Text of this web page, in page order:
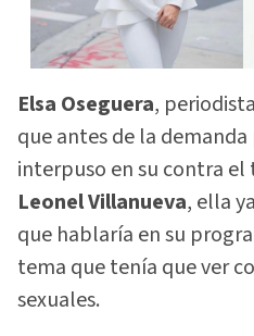
Elsa Oseguera,
que antes de la
interpuso en su contra
Leonel Villanueva, ella
que hablaría en su
tema que tenía que ver
sexuales.